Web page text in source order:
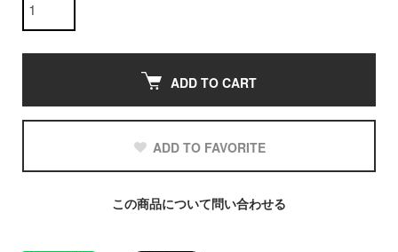
ADD TO CART
ADD TO FAVORITE
この商品について問い合わせる